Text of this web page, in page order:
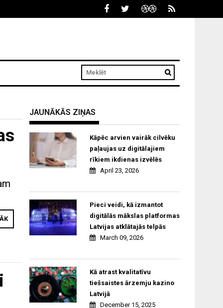
JAUNĀKĀS ZIŅAS
Kāpēc arvien vairāk cilvēku
paļaujas uz digitālajiem
rīkiem ikdienas izvēlēs
April 23, 2026
Pieci veidi, kā izmantot
digitālās mākslas platformas
Latvijas atklātajās telpās
March 09, 2026
Kā atrast kvalitatīvu
tiešsaistes ārzemju kazino
Latvijā
December 15, 2025